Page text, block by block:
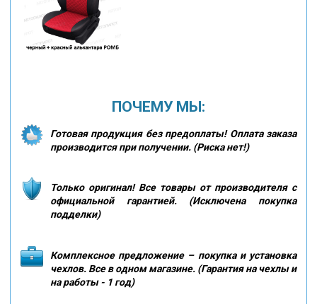
ПОЧЕМУ МЫ:
Готовая продукция без предоплаты! Оплата заказа
производится при получении. (Риска нет!)
Только оригинал! Все товары от производителя с
официальной гарантией. (Исключена покупка
подделки)
Комплексное предложение – покупка и установка
чехлов. Все в одном магазине. (Гарантия на чехлы и
на работы - 1 год)